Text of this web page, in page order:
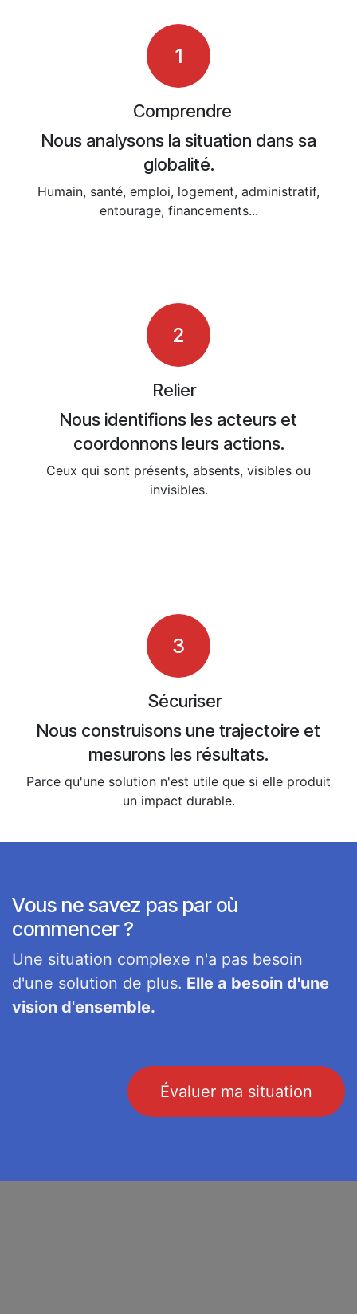
1
Comprendre
Nous analysons la situation dans sa
globalité.
Humain, santé, emploi, logement, administratif,
entourage, financements...
2
Relier
Nous identifions les acteurs et
coordonnons leurs actions.
Ceux qui sont présents, absents, visibles ou
invisibles.
3
Sécuriser
Nous construisons une trajectoire et
mesurons les résultats.
Parce qu'une solution n'est utile que si elle produit
un impact durable.
Vous ne savez pas par où
commencer ?
Une situation complexe n'a pas besoin
d'une solution de plus. Elle a besoin d'une
vision d'ensemble.
Évaluer ma​​ situation